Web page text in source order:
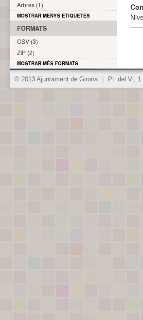
Arbres (1)
MOSTRAR MENYS ETIQUETES
FORMATS
CSV (3)
ZIP (2)
MOSTRAR MÉS FORMATS
© 2013 Ajuntament de Girona Pl. del Vi,